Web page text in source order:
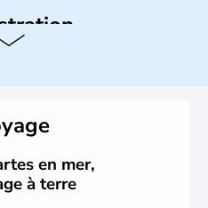
Sébastopol, Karkhov et
d'Ukraine.
en mer,
à terre